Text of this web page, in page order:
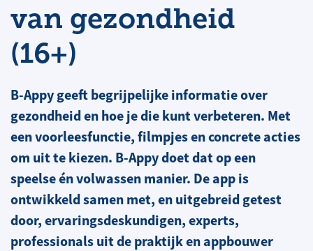
van gezondheid
(16+)
B-Appy geeft begrijpelijke informatie over
gezondheid en hoe je die kunt verbeteren. Met
een voorleesfunctie, filmpjes en concrete acties
om uit te kiezen. B-Appy doet dat op een
speelse én volwassen manier. De app is
ontwikkeld samen met, en uitgebreid getest
door, ervaringsdeskundigen, experts,
professionals uit de praktijk en appbouwer